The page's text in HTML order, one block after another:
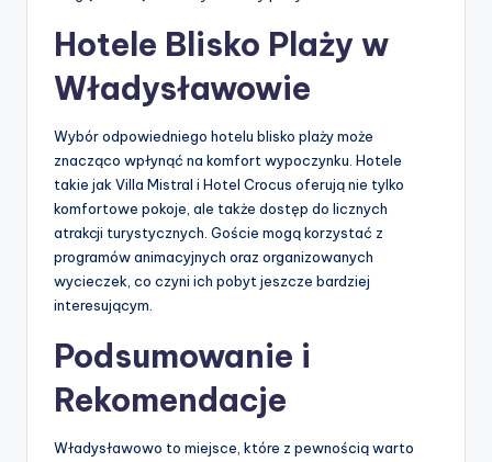
Hotele Blisko Plaży w
Władysławowie
Wybór odpowiedniego hotelu blisko plaży może
znacząco wpłynąć na komfort wypoczynku. Hotele
takie jak Villa Mistral i Hotel Crocus oferują nie tylko
komfortowe pokoje, ale także dostęp do licznych
atrakcji turystycznych. Goście mogą korzystać z
programów animacyjnych oraz organizowanych
wycieczek, co czyni ich pobyt jeszcze bardziej
interesującym.
Podsumowanie i
Rekomendacje
Władysławowo to miejsce, które z pewnością warto